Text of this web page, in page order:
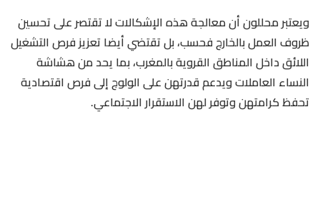
ويعتبر محللون أن معالجة هذه الإشكالات لا تقتصر على تحسين
ظروف العمل بالخارج فحسب، بل تقتضي أيضا تعزيز فرص التشغيل
اللائق داخل المناطق القروية بالمغرب، بما يحد من هشاشة
النساء العاملات ويدعم قدرتهن على الولوج إلى فرص اقتصادية
تحفظ كرامتهن وتوفر لهن الاستقرار الاجتماعي.